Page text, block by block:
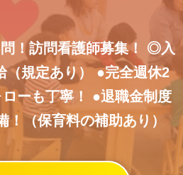
！訪問看護師募集！
◎入
（規定あり）●完全週休2
ーも丁寧！
●退職金制度
！（保育料の補助あり）